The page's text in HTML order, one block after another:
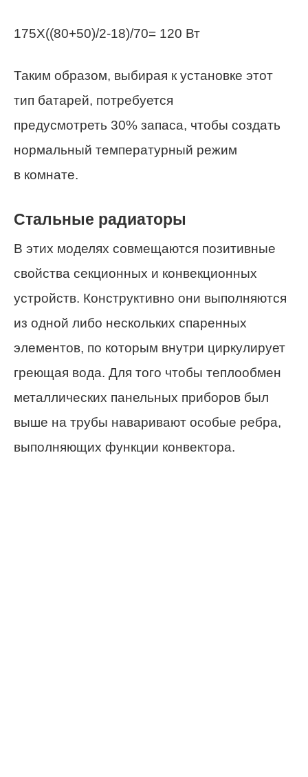
175Х((80+50)/2-18)/70= 120 Вт
Таким образом, выбирая к установке этот
тип батарей, потребуется
предусмотреть 30% запаса, чтобы создать
нормальный температурный режим
в комнате.
Стальные радиаторы
В этих моделях совмещаются позитивные
свойства секционных и конвекционных
устройств. Конструктивно они выполняются
из одной либо нескольких спаренных
элементов, по которым внутри циркулирует
греющая вода. Для того чтобы теплообмен
металлических панельных приборов был
выше на трубы наваривают особые ребра,
выполняющих функции конвектора.